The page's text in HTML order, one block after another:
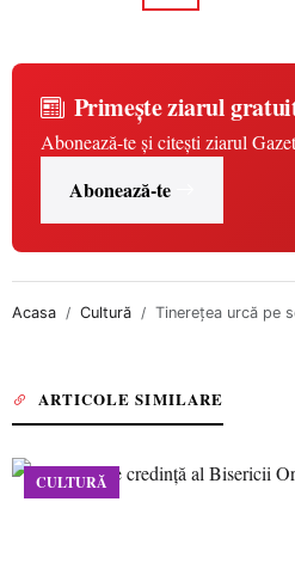
Primește ziarul
Abonează-te și citești ziarul
Abonează-te
Acasa Cultură Tinerețea urcă pe
ARTICOLE SIMILARE
CULTURĂ